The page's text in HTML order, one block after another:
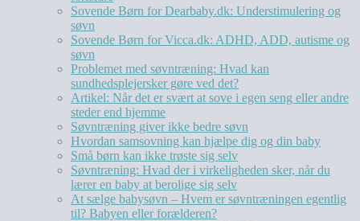
Sovende Børn for Dearbaby.dk: Understimulering og
søvn
Sovende Børn for Vicca.dk: ADHD, ADD, autisme og
søvn
Problemet med søvntræning: Hvad kan
sundhedsplejersker gøre ved det?
Artikel: Når det er svært at sove i egen seng eller andre
steder end hjemme
Søvntræning giver ikke bedre søvn
Hvordan samsovning kan hjælpe dig og din baby
Små børn kan ikke trøste sig selv
Søvntræning: Hvad der i virkeligheden sker, når du
lærer en baby at berolige sig selv
At sælge babysøvn – Hvem er søvntræningen egentlig
til? Babyen eller forælderen?